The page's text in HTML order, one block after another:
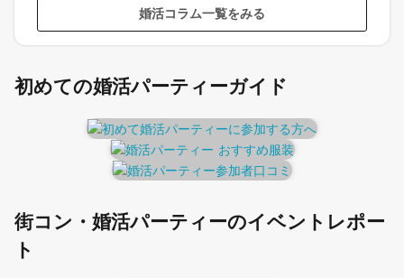
婚活コラム一覧をみる
初めての婚活パーティーガイド
街コン・婚活パーティーのイベントレポー
ト